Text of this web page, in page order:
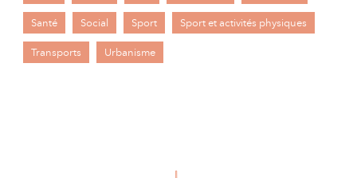
Santé Social Sport Sport et activités physiques
Transports Urbanisme